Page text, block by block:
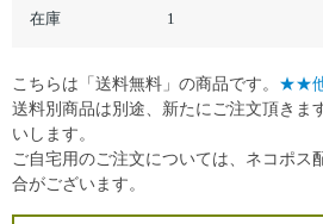
在庫 1
こちらは「送料無料」の商品です。 ★★
送料別商品は別途、新たにご注文頂きま
いします。
ご自宅用のご注文については、ネコポス
合がございます。